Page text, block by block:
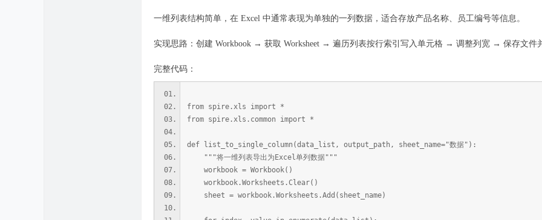
一维列表结构简单，在 Excel 中通常表现为单独的一列数据，适合存放产品名称、员工编号等信息。
实现思路：创建 Workbook → 获取 Worksheet → 遍历列表按行索引写入单元格 → 调整列宽 → 保存文件
完整代码：
from spire.xls import *
from spire.xls.common import *
def list_to_single_column(data_list, output_path, sheet_name="数据"):
"""将一维列表导出为Excel单列数据"""
workbook = Workbook()
workbook.Worksheets.Clear()
sheet = workbook.Worksheets.Add(sheet_name)